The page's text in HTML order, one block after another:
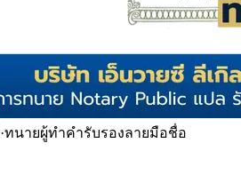
·ทนายผู้ทำคำรับรองลายมือชื่อ